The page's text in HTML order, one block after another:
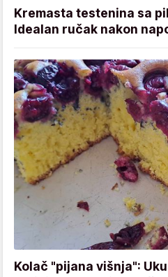
Kremasta testenina sa
Idealan ručak nakon
Kolač "pijana višnja":